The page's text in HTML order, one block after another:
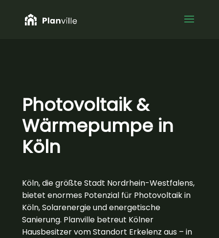
Photovoltaik &
Wärmepumpe in
Köln
Köln, die größte Stadt Nordrhein-Westfalens,
bietet enormes Potenzial für Photovoltaik in
Köln, Solarenergie und energetische
Sanierung. Planville betreut Kölner
Hausbesitzer vom Standort Erkelenz aus – in